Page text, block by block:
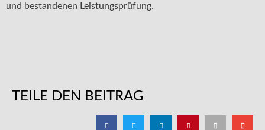
und bestandenen Leistungsprüfung.
TEILE DEN BEITRAG